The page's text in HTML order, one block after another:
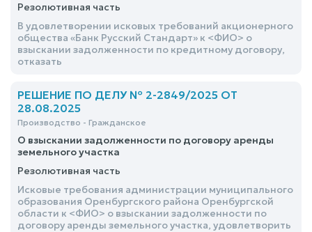
Резолютивная часть
В удовлетворении исковых требований акционерного
общества «Банк Русский Стандарт» к <ФИО> о
взыскании задолженности по кредитному договору,
отказать
РЕШЕНИЕ ПО ДЕЛУ № 2-2849/2025 ОТ
28.08.2025
Производство - Гражданское
О взыскании задолженности по договору аренды
земельного участка
Резолютивная часть
Исковые требования администрации муниципального
образования Оренбургского района Оренбургской
области к <ФИО> о взыскании задолженности по
договору аренды земельного участка, удовлетворить